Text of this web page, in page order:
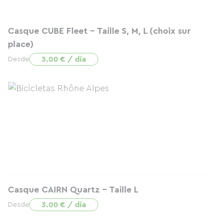
Casque CUBE Fleet - Taille S, M, L (choix sur
place)
Desde 3.00 € / día
Casque CAIRN Quartz - Taille L
Desde 3.00 € / día